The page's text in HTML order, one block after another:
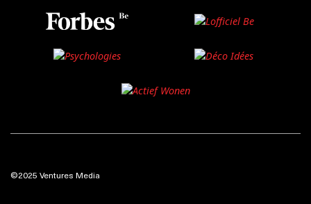
©2025 Ventures Media